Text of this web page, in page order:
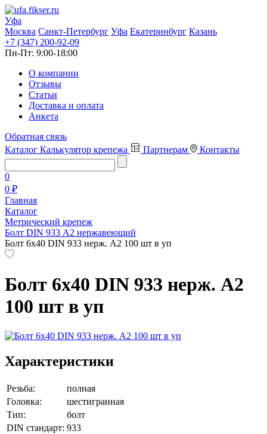
Уфа
Москва Санкт-Петербург Уфа Екатеринбург Казань
+7 (347) 200-92-09
Пн-Пт: 9:00-18:00
О компании
Отзывы
Статьи
Доставка и оплата
Анкета
Обратная связь
Каталог Калькулятор крепежа Партнерам Контакты
0
0 ₽
Главная
Каталог
Метрический крепеж
Болт DIN 933 A2 нержавеющий
Болт 6х40 DIN 933 нерж. А2 100 шт в уп
Болт 6х40 DIN 933 нерж. А2
100 шт в уп
Характеристики
Резьба:
полная
Головка:
шестигранная
Тип:
болт
DIN стандарт: 933